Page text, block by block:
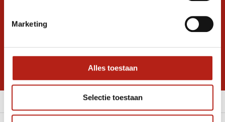
Marketing
Alles toestaan
Selectie toestaan
Ontvang de nieuwste aanbiedingen en
promoties
Inschrijven voor
korting
* Lees hier de wettelijke beperkingen